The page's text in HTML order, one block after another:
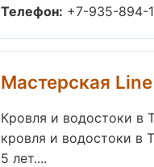
Телефон: +7-935-894-
Мастерская
Кровля и водостоки в
кровля и водостоки в
5 лет....